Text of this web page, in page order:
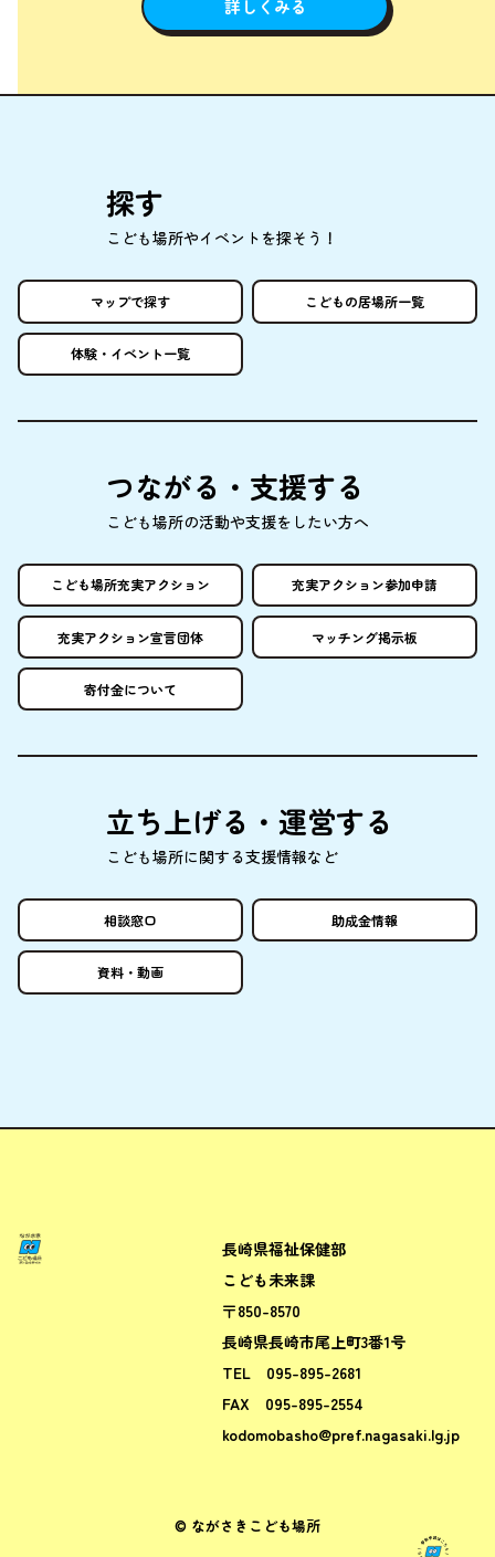
詳しくみる
探す
こども場所やイベントを探そう！
マップで探す こどもの居場所一覧
体験 ・イベント一覧
つながる・ 支援する
こども場所の活動や支援をしたい方へ
こども場所充実アクション 充実アクション参加申請
充実アクション宣言団体 マッチング掲示板
寄付金について
立ち上げる・ 運営する
こども場所に関する支援情報など
相談窓口 助成金情報
資料 ・ 動画
ながさきこども場所ポータルサ
長崎県福祉保健部
こども未来課
〒850-8570
長崎県長崎市尾上町3番1号
TEL 095-895-2681
FAX 095-895-2554
kodomobasho@pref.nagasaki.lg.jp
© ながさきこども場所